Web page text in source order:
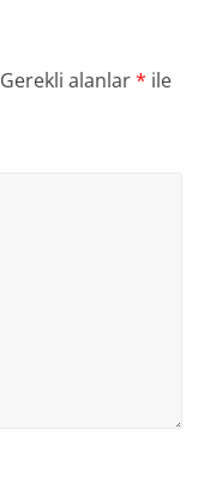
Gerekli alanlar* ile